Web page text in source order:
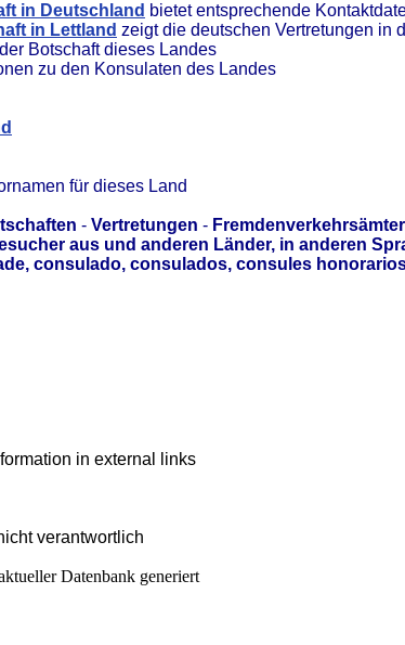
in Deutschland bietet entsprechende
in Lettland zeigt die deutschen Vertretungen in
Botschaft dieses Landes
zu den Konsulaten des Landes
für dieses Land
- Vertretungen - Fremdenverkehrsämter
aus und anderen Länder, in anderen
consulado, consulados, consules
in external links
verantwortlich
Datenbank generiert